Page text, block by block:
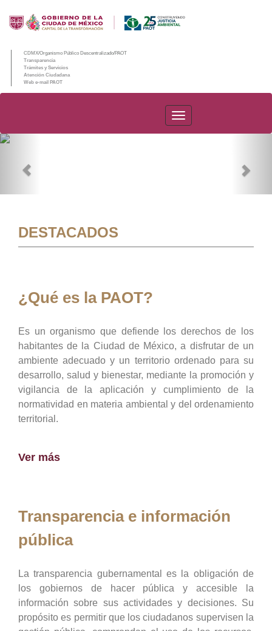
CDMX/Organismo Público Descentralizado/PAOT
Transparencia
Trámites y Servicios
Atención Ciudadana
Web e-mail PAOT
PAOT
DESTACADOS
¿Qué es la PAOT?
Es un organismo que defiende los derechos de los
habitantes de la Ciudad de México, a disfrutar de un
ambiente adecuado y un territorio ordenado para su
desarrollo, salud y bienestar, mediante la promoción y
vigilancia de la aplicación y cumplimiento de la
normatividad en materia ambiental y del ordenamiento
territorial.
Ver más
Transparencia e información
pública
La transparencia gubernamental es la obligación de
los gobiernos de hacer pública y accesible la
información sobre sus actividades y decisiones. Su
propósito es permitir que los ciudadanos supervisen la